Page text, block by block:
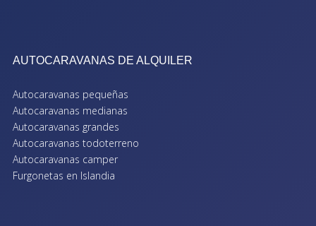
AUTOCARAVANAS DE ALQUILER
Autocaravanas pequeñas
Autocaravanas medianas
Autocaravanas grandes
Autocaravanas todoterreno
Autocaravanas camper
Furgonetas en Islandia